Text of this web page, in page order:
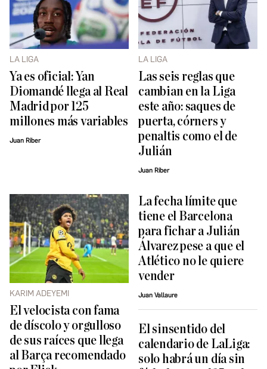
LA LIGA
Ya es oficial: Yan
Diomandé llega al Real
Madrid por 125
millones más variables
Juan Riber
LA LIGA
Las seis reglas que
cambian en la Liga
este año: saques de
puerta, córners y
penaltis como el de
Julián
Juan Riber
KARIM ADEYEMI
El velocista con fama
de díscolo y orgulloso
de sus raíces que llega
al Barça recomendado
La fecha límite que
tiene el Barcelona
para fichar a Julián
Álvarez pese a que el
Atlético no le quiere
vender
Juan Vallaure
El sinsentido del
calendario de LaLiga:
solo habrá un día sin